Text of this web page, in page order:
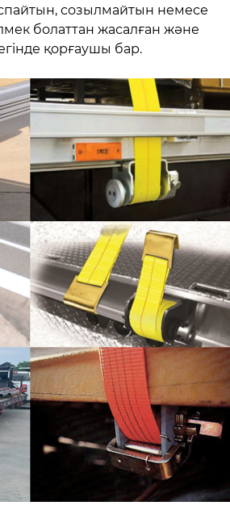
созылмайтын немесе
болаттан жасалған және
қорғаушы бар.